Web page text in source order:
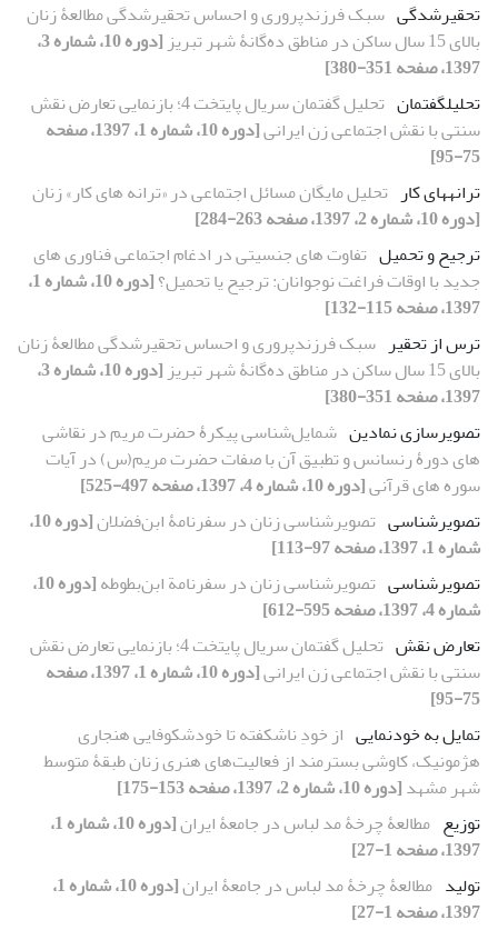
تحقیرشدگی سبک‏ فرزندپروری و احساس تحقیرشدگی مطالعۀ زنان
بالای 15 سال ساکن در مناطق ده‌گانۀ شهر تبریز
[دوره 10، شماره 3،
1397، صفحه 351-380]
تحلیل‏گفتمان
تحلیل گفتمان سریال پایتخت 4؛ بازنمایی تعارض نقش
سنتی با نقش اجتماعی زن ایرانی
[دوره 10، شماره 1، 1397، صفحه
75-95]
ترانه‏های کار تحلیل مایگان مسائل اجتماعی در «ترانه‏ های کار» زنان
[دوره 10، شماره 2، 1397، صفحه 263-284]
ترجیح و تحمیل تفاوت‏ های جنسیتی در ادغام اجتماعی فناوری‏ های
جدید با اوقات فراغت نوجوانان: ترجیح یا تحمیل؟
[دوره 10، شماره 1،
1397، صفحه 115-132]
ترس از تحقیر سبک‏ فرزندپروری و احساس تحقیرشدگی مطالعۀ زنان
بالای 15 سال ساکن در مناطق ده‌گانۀ شهر تبریز
[دوره 10، شماره 3،
1397، صفحه 351-380]
تصویرسازی نمادین شمایل‌شناسی پیکرۀ حضرت مریم در نقاشی‏
های دورۀ رنسانس و تطبیق آن با صفات حضرت مریم(س) در آیات
سوره‏ های قرآنی[دوره 10، شماره 4، 1397، صفحه 497-525]
تصویرشناسی تصویرشناسی زنان در سفرنامۀ ابن‌فضلان
[دوره 10،
شماره 1، 1397، صفحه 97-113]
تصویرشناسی تصویرشناسی زنان در سفرنامة ابن‌بطوطه
[دوره 10،
شماره 4، 1397، صفحه 595-612]
تعارض نقش
تحلیل گفتمان سریال پایتخت 4؛ بازنمایی تعارض نقش
سنتی با نقش اجتماعی زن ایرانی
[دوره 10، شماره 1، 1397، صفحه
75-95]
تمایل به خودنمایی از خودِ ناشکفته تا خودشکوفایی هنجاری
هژمونیک، کاوشی بسترمند از فعالیت‌های هنری زنان طبقۀ متوسط
شهر مشهد[دوره 10، شماره 2، 1397، صفحه 153-175]
توزیع مطالعۀ چرخۀ مد لباس در جامعۀ ایران
[دوره 10، شماره 1،
1397، صفحه 1-27]
تولید مطالعۀ چرخۀ مد لباس در جامعۀ ایران
[دوره 10، شماره 1،
1397، صفحه 1-27]